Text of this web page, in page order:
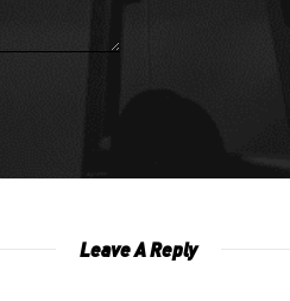
Leave A Reply